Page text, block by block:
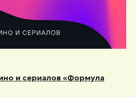
и сериалов «Формула